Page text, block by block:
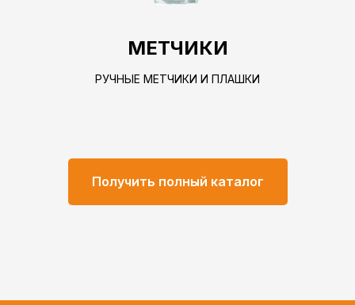
МЕТЧИКИ
РУЧНЫЕ МЕТЧИКИ И ПЛАШКИ
Получить полный каталог